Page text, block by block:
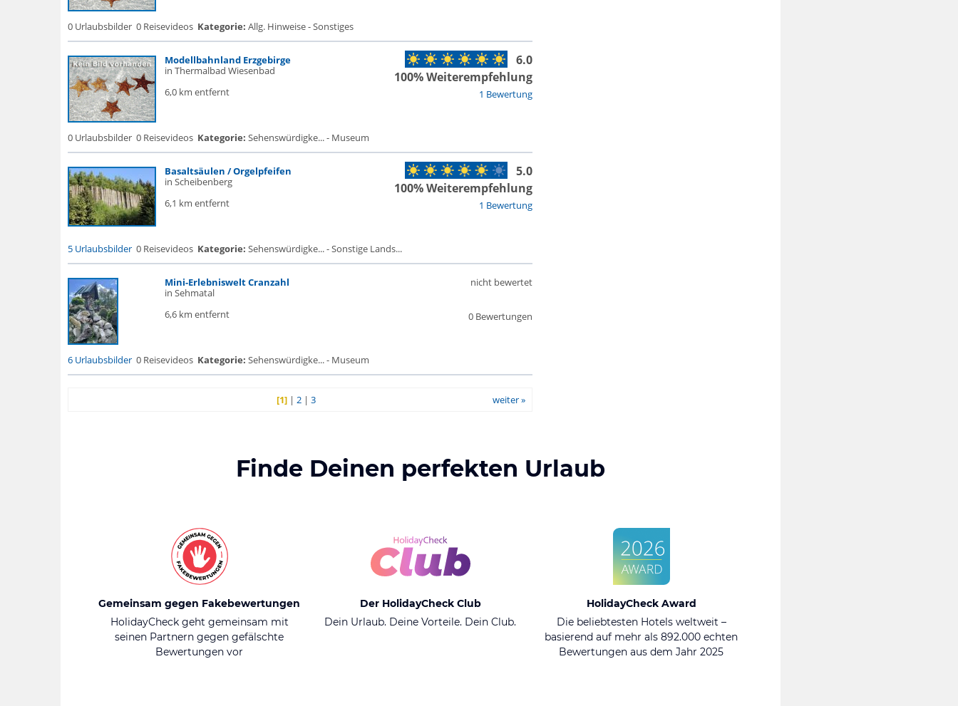
0 Urlaubsbilder 0 Reisevideos Kategorie: Allg. Hinweise - Sonstiges
Modellbahnland Erzgebirge
in Thermalbad Wiesenbad
6,0 km entfernt
1 Bewertung
6.0
100% Weiterempfehlung
0 Urlaubsbilder 0 Reisevideos Kategorie: Sehenswürdigke... - Museum
Basaltsäulen / Orgelpfeifen
in Scheibenberg
6,1 km entfernt
1 Bewertung
5.0
100% Weiterempfehlung
5 Urlaubsbilder 0 Reisevideos Kategorie: Sehenswürdigke... - Sonstige Lands...
Mini-Erlebniswelt Cranzahl
in Sehmatal
6,6 km entfernt
0 Bewertungen
nicht bewertet
6 Urlaubsbilder 0 Reisevideos Kategorie: Sehenswürdigke... - Museum
[1]| 2| 3 weiter »
Finde Deinen perfekten Urlaub
Gemeinsam gegen Fakebewertungen
HolidayCheck geht gemeinsam mit
seinen Partnern gegen gefälschte
Bewertungen vor
Der HolidayCheck Club
Dein Urlaub. Deine Vorteile. Dein Club.
HolidayCheck Award
Die beliebtesten Hotels weltweit –
basierend auf mehr als 892.000 echten
Bewertungen aus dem Jahr 2025